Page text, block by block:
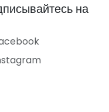
на